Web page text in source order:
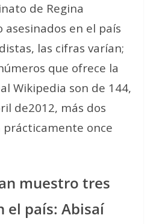
de Regina
en el país
las cifras varían;
que ofrece la
Wikipedia son de 144,
de2012, más dos
prácticamente once
muestro tres
el país: Abisaí